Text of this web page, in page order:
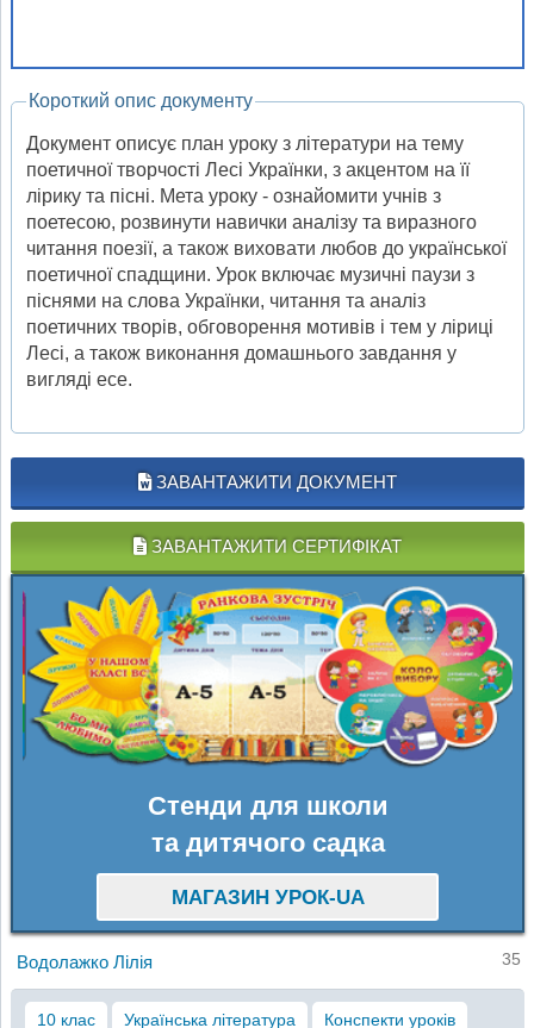
Короткий опис документу
Документ описує план уроку з літератури на тему
поетичної творчості Лесі Українки, з акцентом на її
лірику та пісні. Мета уроку - ознайомити учнів з
поетесою, розвинути навички аналізу та виразного
читання поезії, а також виховати любов до української
поетичної спадщини. Урок включає музичні паузи з
піснями на слова Українки, читання та аналіз
поетичних творів, обговорення мотивів і тем у ліриці
Лесі, а також виконання домашнього завдання у
вигляді есе.
ЗАВАНТАЖИТИ ДОКУМЕНТ
ЗАВАНТАЖИТИ СЕРТИФІКАТ
Стенди для школи
та дитячого садка
МАГАЗИН УРОК-UA
Водолажко Лілія 35
10 клас Українська література Конспекти уроків